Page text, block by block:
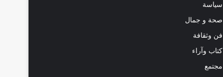
سياسة
صحة و جمال
فن وثقافة
كتاب وآراء
مجتمع